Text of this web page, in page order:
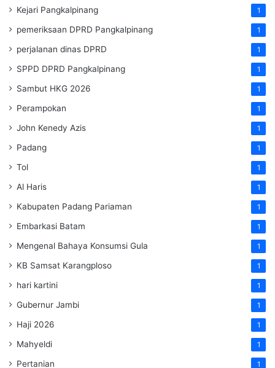
Kejari Pangkalpinang 1
pemeriksaan DPRD Pangkalpinang 1
perjalanan dinas DPRD 1
SPPD DPRD Pangkalpinang 1
Sambut HKG 2026 1
Perampokan 1
John Kenedy Azis 1
Padang 1
Tol 1
Al Haris 1
Kabupaten Padang Pariaman 1
Embarkasi Batam 1
Mengenal Bahaya Konsumsi Gula 1
KB Samsat Karangploso 1
hari kartini 1
Gubernur Jambi 1
Haji 2026 1
Mahyeldi 1
Pertanian 1